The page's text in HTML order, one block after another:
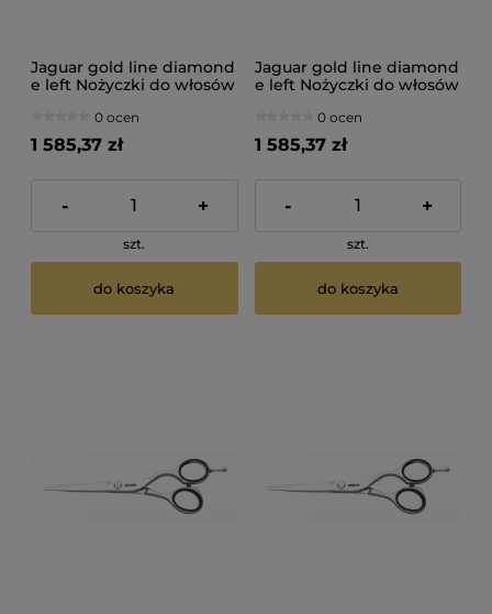
Jaguar gold line diamond
e left Nożyczki do włosów
0 ocen
1 585,37 zł
- +
szt.
do koszyka
Jaguar gold line diamond
e left Nożyczki do włosów
0 ocen
1 585,37 zł
- +
szt.
do koszyka